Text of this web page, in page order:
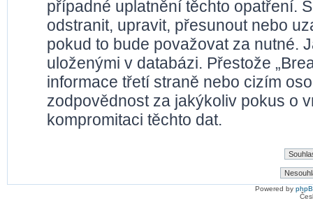
případné uplatnění těchto opatření.
odstranit, upravit, přesunout nebo
pokud to bude považovat za nutné.
uloženými v databázi. Přestože
informace třetí straně nebo cizím
zodpovědnost za jakýkoliv pokus o
kompromitaci těchto dat.
Powered by